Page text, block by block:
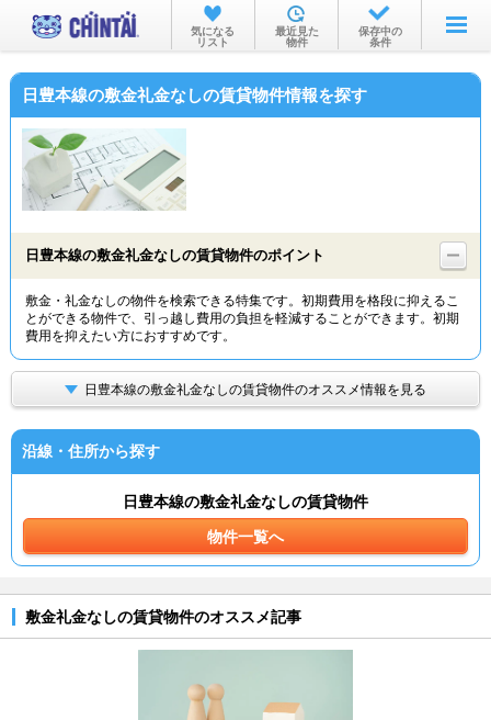
お部屋を探す
沿線・駅から
物件特集から
TOP
気になる
リスト
最近見た
物件
保存中の
条件
日豊本線の敷金礼金なしの賃貸物件情報を探す
日豊本線の敷金礼金なしの賃貸物件のポイント
敷金・礼金なしの物件を検索できる特集です。初期費用を格段に抑えるこ
とができる物件で、引っ越し費用の負担を軽減することができます。初期
費用を抑えたい方におすすめです。
日豊本線の敷金礼金なしの賃貸物件のオススメ情報を見る
沿線・住所から探す
日豊本線の敷金礼金なしの賃貸物件
物件一覧へ
敷金礼金なしの賃貸物件のオススメ記事